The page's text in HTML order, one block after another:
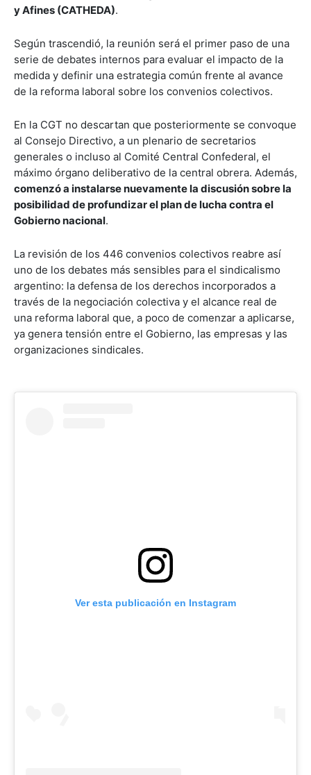
y Afines (CATHEDA).
Según trascendió, la reunión será el primer paso de una
serie de debates internos para evaluar el impacto de la
medida y definir una estrategia común frente al avance
de la reforma laboral sobre los convenios colectivos.
En la CGT no descartan que posteriormente se convoque
al Consejo Directivo, a un plenario de secretarios
generales o incluso al Comité Central Confederal, el
máximo órgano deliberativo de la central obrera. Además,
comenzó a instalarse nuevamente la discusión sobre la
posibilidad de profundizar el plan de lucha contra el
Gobierno nacional.
La revisión de los 446 convenios colectivos reabre así
uno de los debates más sensibles para el sindicalismo
argentino: la defensa de los derechos incorporados a
través de la negociación colectiva y el alcance real de
una reforma laboral que, a poco de comenzar a aplicarse,
ya genera tensión entre el Gobierno, las empresas y las
organizaciones sindicales.
Ver esta publicación en Instagram